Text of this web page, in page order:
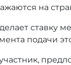
на
ставку
подачи